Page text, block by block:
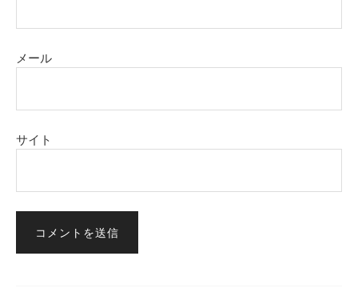
メール
サイト